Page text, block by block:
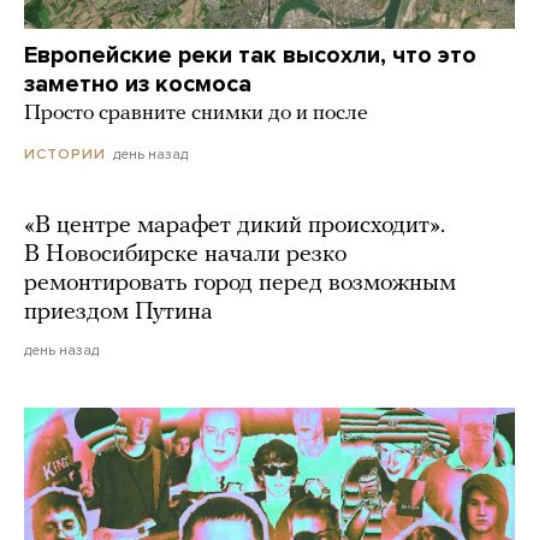
Европейские реки так высохли, что это
заметно из космоса
Просто сравните снимки до и после
ИСТОРИИ день назад
«В центре марафет дикий происходит».
В Новосибирске начали резко
ремонтировать город перед возможным
приездом Путина
день назад